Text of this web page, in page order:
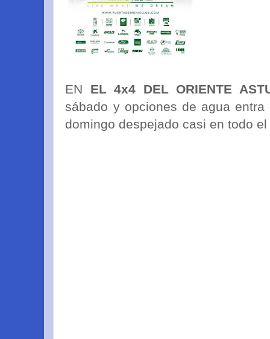
EN EL 4x4 DEL ORIENTE
sábado y opciones de agua
domingo despejado casi en todo